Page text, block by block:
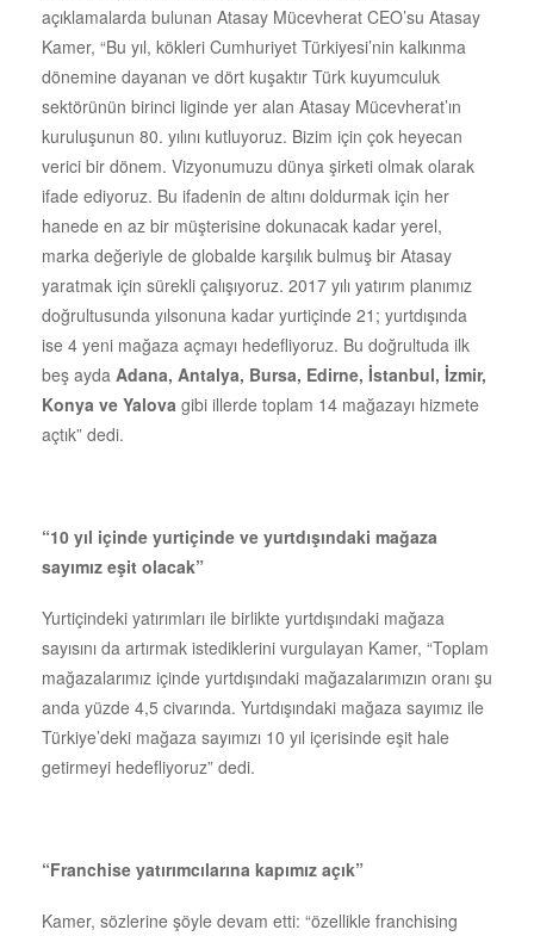
açıklamalarda bulunan Atasay Mücevherat CEO’su Atasay
Kamer, “Bu yıl, kökleri Cumhuriyet Türkiyesi’nin kalkınma
dönemine dayanan ve dört kuşaktır Türk kuyumculuk
sektörünün birinci liginde yer alan Atasay Mücevherat’ın
kuruluşunun 80. yılını kutluyoruz. Bizim için çok heyecan
verici bir dönem. Vizyonumuzu dünya şirketi olmak olarak
ifade ediyoruz. Bu ifadenin de altını doldurmak için her
hanede en az bir müşterisine dokunacak kadar yerel,
marka değeriyle de globalde karşılık bulmuş bir Atasay
yaratmak için sürekli çalışıyoruz. 2017 yılı yatırım planımız
doğrultusunda yılsonuna kadar yurtiçinde 21; yurtdışında
ise 4 yeni mağaza açmayı hedefliyoruz. Bu doğrultuda ilk
beş ayda Adana, Antalya, Bursa, Edirne, İstanbul, İzmir,
Konya ve Yalova gibi illerde toplam 14 mağazayı hizmete
açtık” dedi.
“10 yıl içinde yurtiçinde ve yurtdışındaki mağaza
sayımız eşit olacak”
Yurtiçindeki yatırımları ile birlikte yurtdışındaki mağaza
sayısını da artırmak istediklerini vurgulayan Kamer, “Toplam
mağazalarımız içinde yurtdışındaki mağazalarımızın oranı şu
anda yüzde 4,5 civarında. Yurtdışındaki mağaza sayımız ile
Türkiye’deki mağaza sayımızı 10 yıl içerisinde eşit hale
getirmeyi hedefliyoruz” dedi.
“Franchise yatırımcılarına kapımız açık”
Kamer, sözlerine şöyle devam etti: “özellikle franchising